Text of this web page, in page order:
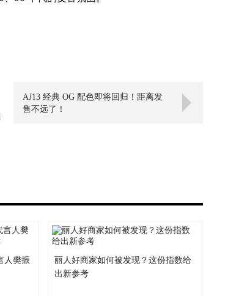
AJ13 经典 OG 配色即将回归！距离发
售不远了！
人樊振
丽人好商家如何被发现？这份指数给
出新参考